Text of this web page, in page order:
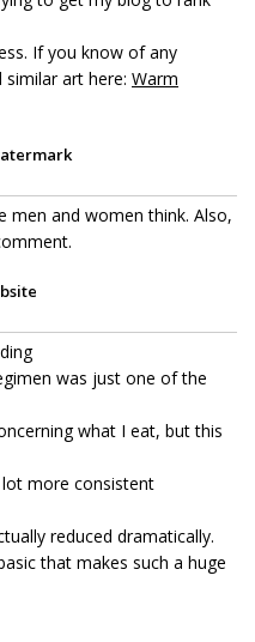
If you know of any
similar art here: Warm
men and women think. Also,
was just one of the
what I eat, but this
more consistent
reduced dramatically.
that makes such a huge